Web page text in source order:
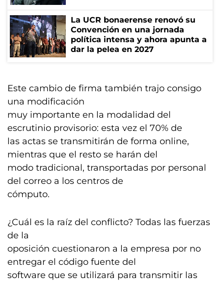
La UCR bonaerense renovó su
Convención en una jornada
política intensa y ahora apunta a
dar la pelea en 2027
Este cambio de firma también trajo consigo
una modificación
muy importante en la modalidad del
escrutinio provisorio: esta vez el 70% de
las actas se transmitirán de forma online,
mientras que el resto se harán del
modo tradicional, transportadas por personal
del correo a los centros de
cómputo.
¿Cuál es la raíz del conflicto? Todas las fuerzas
de la
oposición cuestionaron a la empresa por no
entregar el código fuente del
software que se utilizará para transmitir las